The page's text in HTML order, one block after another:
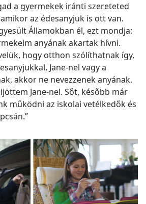
a gyermekek iránti szereteted
az édesanyjuk is ott van.
Államokban él, ezt mondja:
anyának akartak hívni.
hogy otthon szólíthatnak így,
Jane-nel vagy a
akkor ne nevezzenek anyának.
Jane-nel. Sőt, később már
működni az iskolai vetélkedők és